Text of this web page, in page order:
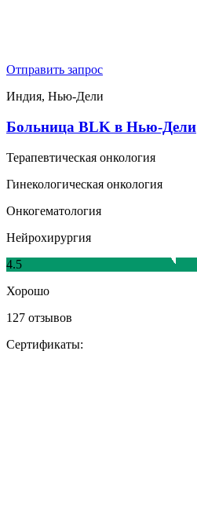
Отправить запрос
Индия, Нью-Дели
Больница BLK в Нью-Дели
Терапевтическая онкология
Гинекологическая онкология
Онкогематология
Нейрохирургия
4.5
Хорошо
127 отзывов
Сертификаты: